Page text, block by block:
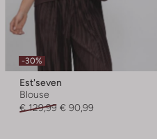
-30%
Est'seven
Blouse
€ 129,99 € 90,99